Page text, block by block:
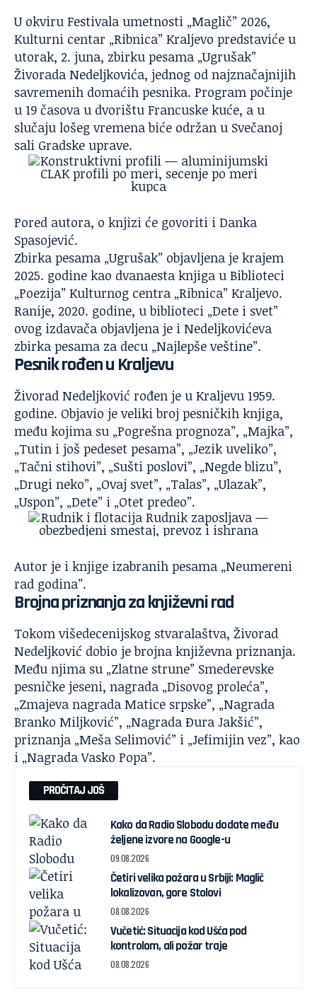
U okviru Festivala umetnosti „Maglič” 2026,
Kulturni centar „Ribnica” Kraljevo predstaviće u
utorak, 2. juna, zbirku pesama „Ugrušak”
Živorada Nedeljkovića, jednog od najznačajnijih
savremenih domaćih pesnika. Program počinje
u 19 časova u dvorištu Francuske kuće, a u
slučaju lošeg vremena biće održan u Svečanoj
sali Gradske uprave.
Pored autora, o knjizi će govoriti i Danka
Spasojević.
Zbirka pesama „Ugrušak” objavljena je krajem
2025. godine kao dvanaesta knjiga u Biblioteci
„Poezija” Kulturnog centra „Ribnica” Kraljevo.
Ranije, 2020. godine, u biblioteci „Dete i svet”
ovog izdavača objavljena je i Nedeljkovićeva
zbirka pesama za decu „Najlepše veštine”.
Pesnik rođen u Kraljevu
Živorad Nedeljković rođen je u Kraljevu 1959.
godine. Objavio je veliki broj pesničkih knjiga,
među kojima su „Pogrešna prognoza”, „Majka”,
„Tutin i još pedeset pesama”, „Jezik uveliko”,
„Tačni stihovi”, „Sušti poslovi”, „Negde blizu”,
„Drugi neko”, „Ovaj svet”, „Talas”, „Ulazak”,
„Uspon”, „Dete” i „Otet predeo”.
Autor je i knjige izabranih pesama „Neumereni
rad godina”.
Brojna priznanja za književni rad
Tokom višedecenijskog stvaralaštva, Živorad
Nedeljković dobio je brojna književna priznanja.
Među njima su „Zlatne strune” Smederevske
pesničke jeseni, nagrada „Disovog proleća”,
„Zmajeva nagrada Matice srpske”, „Nagrada
Branko Miljković”, „Nagrada Đura Jakšić”,
priznanja „Meša Selimović” i „Jefimijin vez”, kao
i „Nagrada Vasko Popa”.
PROČITAJ JOŠ
Kako da Radio Slobodu dodate među
željene izvore na Google-u
09.08.2026
Četiri velika požara u Srbiji: Maglič
lokalizovan, gore Stolovi
08.08.2026
Vučetić: Situacija kod Ušća pod
kontrolom, ali požar traje
08.08.2026